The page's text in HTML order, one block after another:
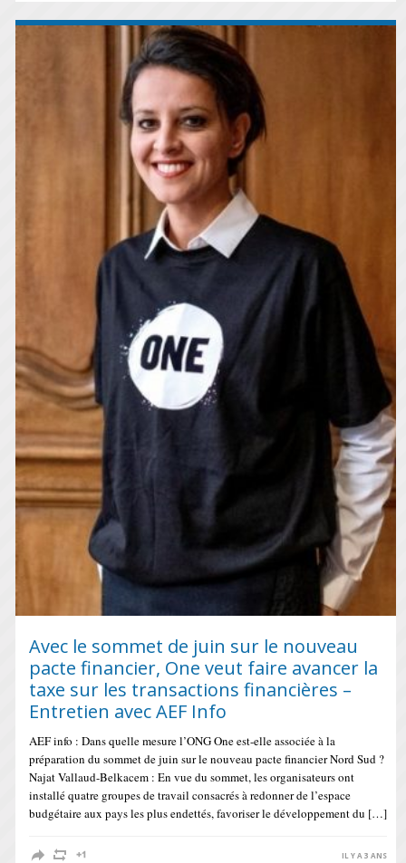
Avec le sommet de juin sur le nouveau
pacte financier, One veut faire avancer la
taxe sur les transactions financières –
Entretien avec AEF Info
AEF info : Dans quelle mesure l’ONG One est-elle associée à la
préparation du sommet de juin sur le nouveau pacte financier Nord Sud ?
Najat Vallaud-Belkacem : En vue du sommet, les organisateurs ont
installé quatre groupes de travail consacrés à redonner de l’espace
budgétaire aux pays les plus endettés, favoriser le développement du […]
IL Y A 3 ANS